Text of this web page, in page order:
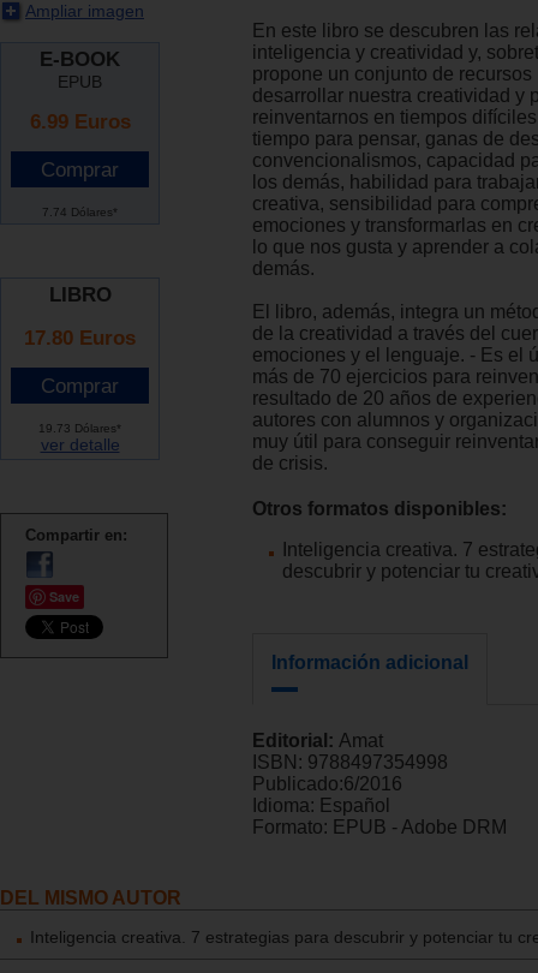
Ampliar imagen
E-BOOK
EPUB
6.99 Euros
7.74 Dólares*
LIBRO
17.80 Euros
19.73 Dólares*
ver detalle
Compartir en:
Save
En este libro se descubren las
inteligencia y creatividad y,
propone un conjunto de recursos
desarrollar nuestra creatividad y
reinventarnos en tiempos
tiempo para pensar, ganas de
convencionalismos, capacidad
los demás, habilidad para
creativa, sensibilidad para
emociones y transformarlas en
lo que nos gusta y aprender a
demás.
El libro, además, integra un
de la creatividad a través del
emociones y el lenguaje. - Es el
más de 70 ejercicios para
resultado de 20 años de
autores con alumnos y
muy útil para conseguir
de crisis.
Otros formatos disponibles:
Inteligencia creativa. 7
descubrir y potenciar tu
Información adicional
Editorial: Amat
ISBN: 9788497354998
Publicado:6/2016
Idioma: Español
Formato: EPUB - Adobe DRM
DEL MISMO AUTOR
Inteligencia creativa. 7 estrategias para descubrir y potenciar tu